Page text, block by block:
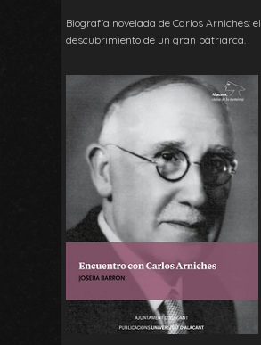
Biografía novelada de Carlos Arniches: el
descubrimiento de un gran patriarca.